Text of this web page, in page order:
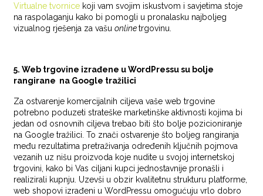
Virtualne tvornice koji vam svojim iskustvom i savjetima stoje
na raspolaganju kako bi pomogli u pronalasku najboljeg
vizualnog rješenja za vašuonlinetrgovinu.
5. Web trgovine izrađene u WordPressu su bolje
rangirane na Google tražilici
Za ostvarenje komercijalnih ciljeva vaše web trgovine
potrebno poduzeti strateške marketinške aktivnosti kojima bi
jedan od osnovnih ciljeva trebao biti što bolje pozicioniranje
na Google tražilici. To znači ostvarenje što boljeg rangiranja
među rezultatima pretraživanja određenih ključnih pojmova
vezanih uz nišu proizvoda koje nudite u svojoj internetskoj
trgovini, kako bi Vas ciljani kupci jednostavnije pronašli i
realizirali kupnju. Uzevši u obzir kvalitetnu strukturu platforme,
web shopovi izrađeni u WordPressu omogućuju vrlo dobro